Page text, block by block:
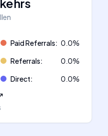
Paid Referrals: 0.0%
Referrals: 0.0%
Direct: 0.0%